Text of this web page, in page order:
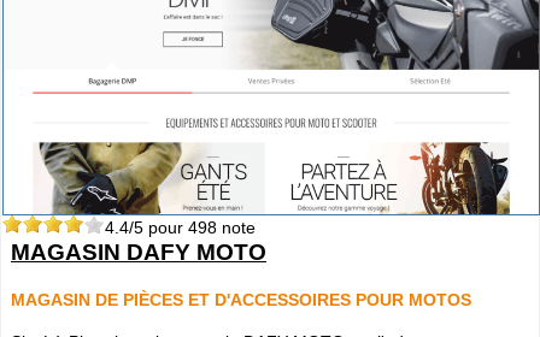
4.4/5 pour 498 note
MAGASIN DAFY MOTO
MAGASIN DE PIÈCES ET D'ACCESSOIRES POUR MOTOS